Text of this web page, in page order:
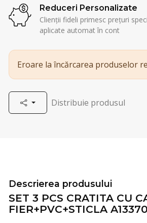
Reduceri Personalizate
Clienții fideli primesc prețuri
aplicate automat în cont
Eroare la încărcarea produselor
Distribuie produsul
Descrierea produsului
SET 3 PCS CRATITA CU
FIER+PVC+STICLA A13370